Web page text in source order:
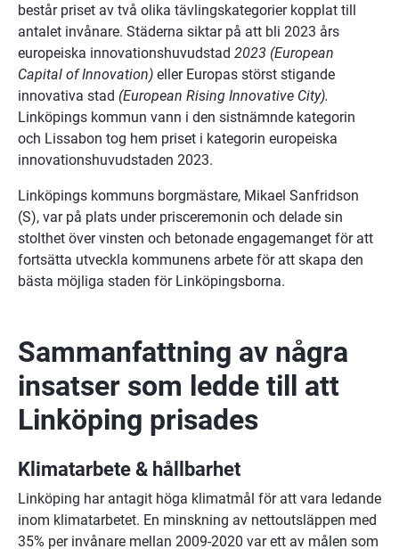
består priset av två olika tävlingskategorier kopplat till
antalet invånare. Städerna siktar på att bli 2023 års
europeiska innovationshuvudstad 2023 (European
Capital of Innovation) eller Europas störst stigande
innovativa stad
Linköpings kommun vann i den sistnämnde kategorin
och Lissabon tog hem priset i kategorin europeiska
innovationshuvudstaden 2023.
Linköpings kommuns borgmästare, Mikael Sanfridson
(S), var på plats under prisceremonin och delade sin
stolthet över vinsten och betonade engagemanget för att
fortsätta utveckla kommunens arbete för att skapa den
bästa möjliga staden för Linköpingsborna.
Sammanfattning av några
insatser som ledde till att
Linköping prisades
Klimatarbete & hållbarhet
Linköping har antagit höga klimatmål för att vara ledande
inom klimatarbetet. En minskning av nettoutsläppen med
35% per invånare mellan 2009-2020 var ett av målen som